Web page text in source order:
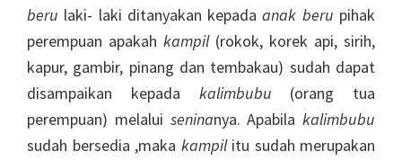
beru laki- laki ditanyakan kepadaanak beru pihak
perempuan apakah kampil(rokok, korek api, sirih,
kapur, gambir, pinang dan tembakau) sudah dapat
disampaikan kepada kalimbubu (orang tua
perempuan) melalui seninanya. Apabila kalimbubu
sudah bersedia ,maka kampilitu sudah merupakan